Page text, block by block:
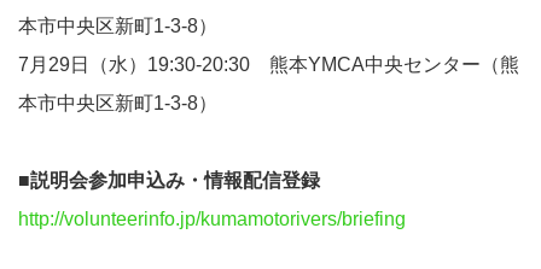
本市中央区新町1-3-8）
7⽉29⽇（⽔）19:30-20:30 熊本YMCA中央センター（熊
本市中央区新町1-3-8）
■説明会参加申込み・情報配信登録
http://volunteerinfo.jp/kumamotorivers/briefing